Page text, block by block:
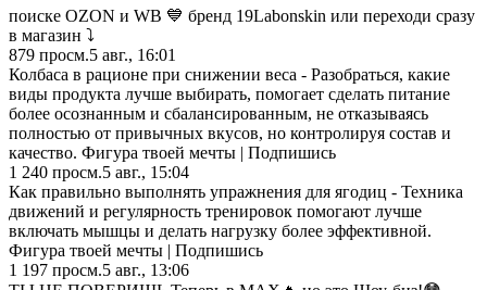
поиске OZON и WB 💙 бренд 19Labonskin или переходи сразу
в магазин ⤵️
879 просм.5 авг., 16:01
Колбаса в рационе при снижении веса - Разобраться, какие
виды продукта лучше выбирать, помогает сделать питание
более осознанным и сбалансированным, не отказываясь
полностью от привычных вкусов, но контролируя состав и
качество. Фигура твоей мечты | Подпишись
1 240 просм.5 авг., 15:04
Как правильно выполнять упражнения для ягодиц - Техника
движений и регулярность тренировок помогают лучше
включать мышцы и делать нагрузку более эффективной.
Фигура твоей мечты | Подпишись
1 197 просм.5 авг., 13:06